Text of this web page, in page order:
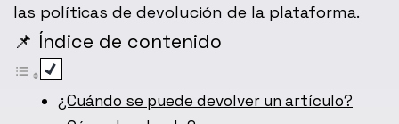
las políticas de devolución de la plataforma.
📌 Índice de contenido
¿Cuándo se puede devolver un artículo?